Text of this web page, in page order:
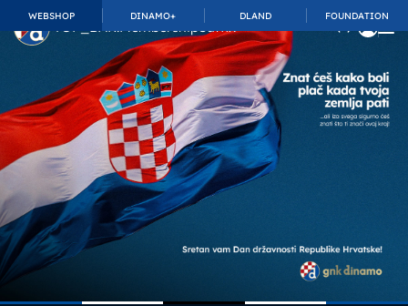
WEBSHOP DINAMO+ DLAND FOUNDATION
TOP_BAR.MembershipSuffix